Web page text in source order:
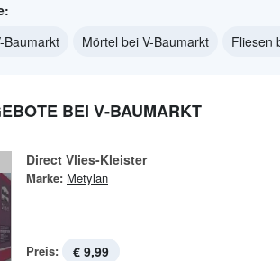
Baumarkt
Mörtel bei V-Baumarkt Fliesen
BEI V-BAUMARKT
Direct Vlies-Kleister
Marke: Metylan
Preis: € 9,99